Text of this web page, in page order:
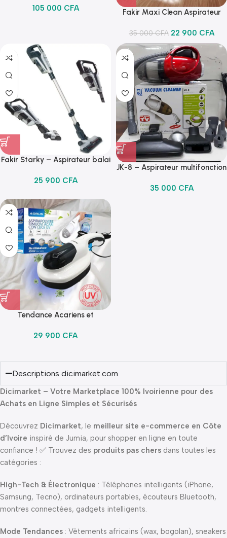
105 000 CFA
Fakir Maxi Clean Aspirateur
Chauffage Court, Balai
Vapeur 10 en 1 pour Une
Propreté Hygiénique
35 000CFA 22 900 CFA
Fakir Starky – Aspirateur balai
– Argent / Gris – HSA 222
25 900 CFA
JK-8 – Aspirateur multifonction
35 000 CFA
Tendance Acariens et
C pour la stérilisation
29 900 CFA
Descriptions dicimarket.com
Dicimarket – Votre Marketplace 100% Ivoirienne pour des
Achats en Ligne Simples et Sécurisés
Découvrez Dicimarket, le meilleur site e-commerce en Côte
d’Ivoire inspiré de Jumia, pour shopper en ligne en toute
confiance ! ✅ Trouvez des produits pas chers dans toutes les
catégories :
High-Tech & Électronique : Téléphones intelligents (iPhone,
Samsung, Tecno), ordinateurs portables, écouteurs Bluetooth,
montres connectées, gadgets intelligents.
Mode Tendances : Vêtements africains (wax, bogolan), sneakers